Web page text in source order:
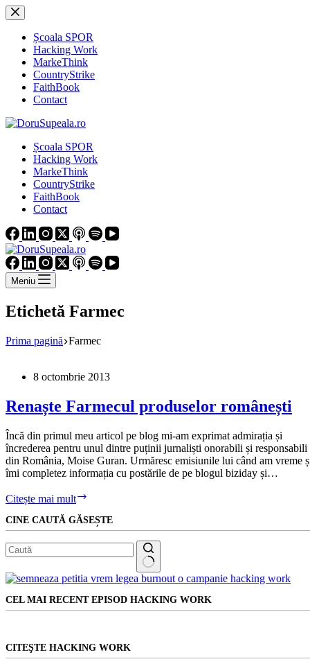
Sari
la
conținutȘcoala SPOR
Hacking Work
MarkeThink
CountryStrike
FaithBook
Contact
Școala SPOR
Hacking Work
MarkeThink
CountryStrike
FaithBook
Contact
Meniu
Etichetă Farmec
Prima pagină Farmec
8 octombrie 2013
Renaște Farmecul produselor românești
Încă din primul meu articol pe blog mi-am exprimat admirația și
încrederea pentru unul dintre puținii jurnaliști onorabili și responsabili
din România, Moise Guran. Urmăresc emisiunile lui când am vreme
îmi completez informația cu postările de pe blogul biziday și…
Citește mai mult
produselor
românești
CINE CAUTĂ GĂSEȘTE
Niciun
CEL MAI RECENT EPISOD HACKING WORK
CITEŞTE HACKING WORK